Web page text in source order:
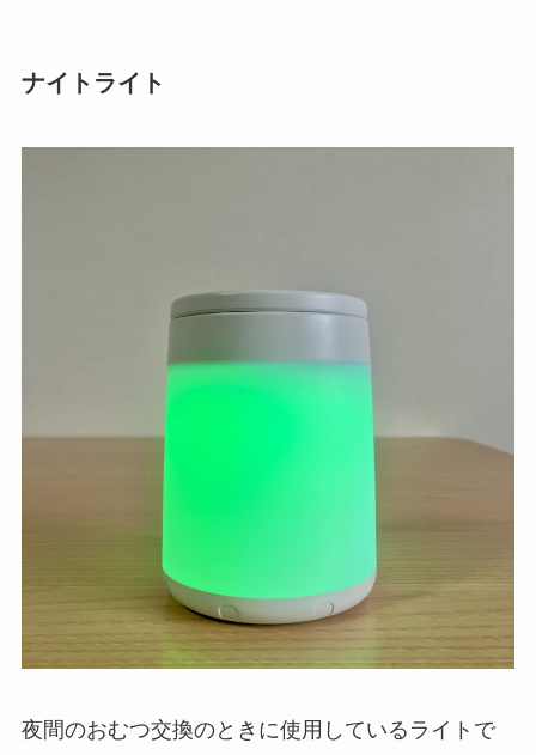
ナイトライト
夜間のおむつ交換のときに使用しているライトで